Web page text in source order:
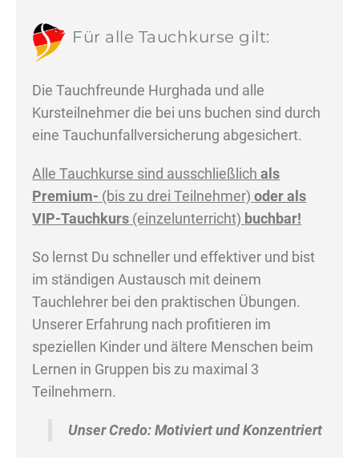
Für alle Tauchkurse gilt:
Die Tauchfreunde Hurghada und alle
Kursteilnehmer die bei uns buchen sind durch
eine Tauchunfallversicherung abgesichert.
Alle Tauchkurse sind ausschließlichals
Premium- (bis zu drei Teilnehmer)oder als
VIP-Tauchkurs (einzelunterricht) buchbar!
So lernst Du schneller und effektiver und bist
im ständigen Austausch mit deinem
Tauchlehrer bei den praktischen Übungen.
Unserer Erfahrung nach profitieren im
speziellen Kinder und ältere Menschen beim
Lernen in Gruppen bis zu maximal 3
Teilnehmern.
Unser Credo: Motiviert und Konzentriert